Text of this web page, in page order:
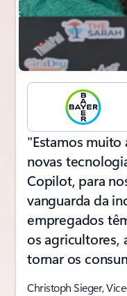
"Estamos
novas
Copilot, para
vanguarda da
empregados
os agricultores,
tornar os
Christoph Sieger,